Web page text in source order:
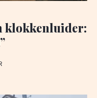
klokkenluider: